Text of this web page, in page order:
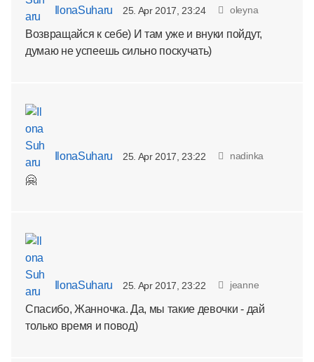
IlonaSuharu 25. Apr 2017, 23:24 oleyna
Возвращайся к себе) И там уже и внуки пойдут,
думаю не успеешь сильно поскучать)
IlonaSuharu 25. Apr 2017, 23:22 nadinka
🤗
IlonaSuharu 25. Apr 2017, 23:22 jeanne
Спасибо, Жанночка. Да, мы такие девочки - дай
только время и повод)